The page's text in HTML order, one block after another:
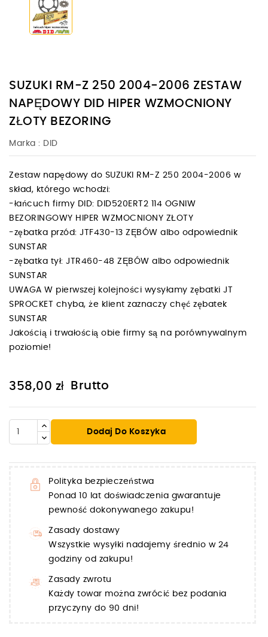
SUZUKI RM-Z 250 2004-2006 ZESTAW
NAPĘDOWY DID HIPER WZMOCNIONY
ZŁOTY BEZORING
Marka : DID
Zestaw napędowy do SUZUKI RM-Z 250 2004-2006 w
skład, którego wchodzi:
-łańcuch firmy DID: DID520ERT2 114 OGNIW
BEZORINGOWY HIPER WZMOCNIONY ZŁOTY
-zębatka przód: JTF430-13 ZĘBÓW albo odpowiednik
SUNSTAR
-zębatka tył: JTR460-48 ZĘBÓW albo odpowiednik
SUNSTAR
UWAGA W pierwszej kolejności wysyłamy zębatki JT
SPROCKET chyba, że klient zaznaczy chęć zębatek
SUNSTAR
Jakością i trwałością obie firmy są na porównywalnym
poziomie!
358,00 zł Brutto
Dodaj Do Koszyka
Polityka bezpieczeństwa
Ponad 10 lat doświadczenia gwarantuje
pewność dokonywanego zakupu!
Zasady dostawy
Wszystkie wysyłki nadajemy średnio w 24
godziny od zakupu!
Zasady zwrotu
Każdy towar można zwrócić bez podania
przyczyny do 90 dni!